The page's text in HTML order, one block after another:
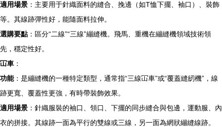
適用場景 ：主要用于針織面料的縫合、挽邊（如T恤下擺、袖口）、裝飾
等。其線跡彈性好，能隨面料拉伸。
選購要點：區分“二線”“三線”繃縫機。飛馬、重機在繃縫機領域技術領
先，穩定性好。
冚車 ：
功能：是繃縫機的一種特定類型，通常指“三線冚車”或“覆蓋縫紉機”，線
跡更寬、覆蓋性更強，有時帶裝飾效果。
適用場景 ：針織服裝的袖口、領口、下擺的同步縫合與包邊，運動服、內
衣的拼接。其線跡一面為平行的雙線或三線，另一面為網狀繃縫線跡。